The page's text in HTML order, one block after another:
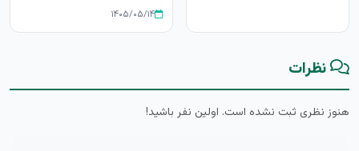
۱۴۰۵/۰۵/۱۴
نظرات
هنوز نظری ثبت نشده است. اولین نفر باشید!